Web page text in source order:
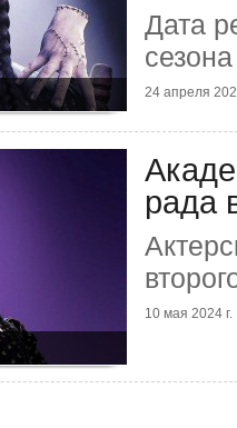
Дата
24 апреля
рада
10 мая 2024 г.